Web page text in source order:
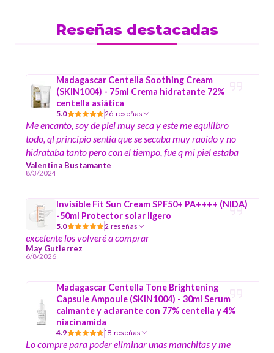
Reseñas destacadas
Madagascar Centella Soothing Cream
(SKIN1004) - 75ml Crema hidratante 72%
centella asiática
5.0 26 reseñas
Me encanto, soy de piel muy seca y este me equilibro
todo, ql principio sentia que se secaba muy raoido y no
hidrataba tanto pero con el tiempo, fue q mi piel estaba
deshidratada y por eso la sensacion, al rato q lo ocupe vi
mi piel controlada ilumunada suave y hermosa
Valentina Bustamante
8/3/2024
Invisible Fit Sun Cream SPF50+ PA++++ (NIDA)
-50ml Protector solar ligero
5.0 2 reseñas
excelente los volveré a comprar
May Gutierrez
6/8/2026
Madagascar Centella Tone Brightening
Capsule Ampoule (SKIN1004) - 30ml Serum
calmante y aclarante con 77% centella y 4%
niacinamida
4.9 18 reseñas
Lo compre para poder eliminar unas manchitas y me